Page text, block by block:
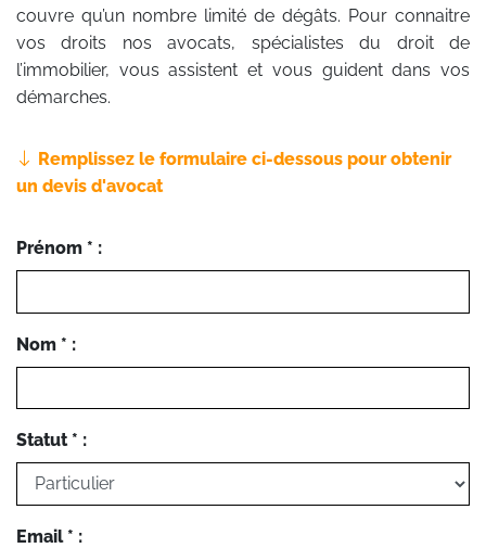
couvre qu’un nombre limité de dégâts. Pour connaitre
vos droits nos avocats, spécialistes du droit de
l’immobilier, vous assistent et vous guident dans vos
démarches.
Remplissez le formulaire ci-dessous pour obtenir
un devis d'avocat
Prénom * :
Nom * :
Statut * :
Email * :